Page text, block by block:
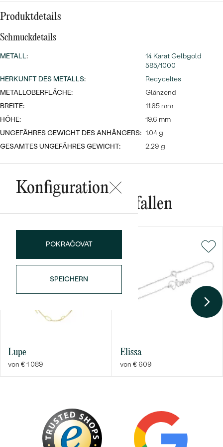
Wave Kollektion
ANSEHEN
NACH DER FORM
MASSGEFERTIGTER
DIAMANTEN
Bestseller
Ohrrinnge
Personalisierte
Halsketten
ANSEHEN
Meistverkaufte
Ringe
Produktdetails
Schmuckdetails
METALL:
14 Karat Gelbgold
585/1000
HERKUNFT DES METALLS:
Recyceltes
METALLOBERFLÄCHE:
Glänzend
BREITE:
11.65 mm
HÖHE:
19.6 mm
UNGEFÄHRES GEWICHT DES ANHÄNGERS: 1.04 g
GESAMTES UNGEFÄHRES GEWICHT:
2.29 g
Konfiguration
POKRAČOVAT
SPEICHERN
Das könnte Ihnen gefallen
Lupe
von € 1 089
Elissa
von € 609